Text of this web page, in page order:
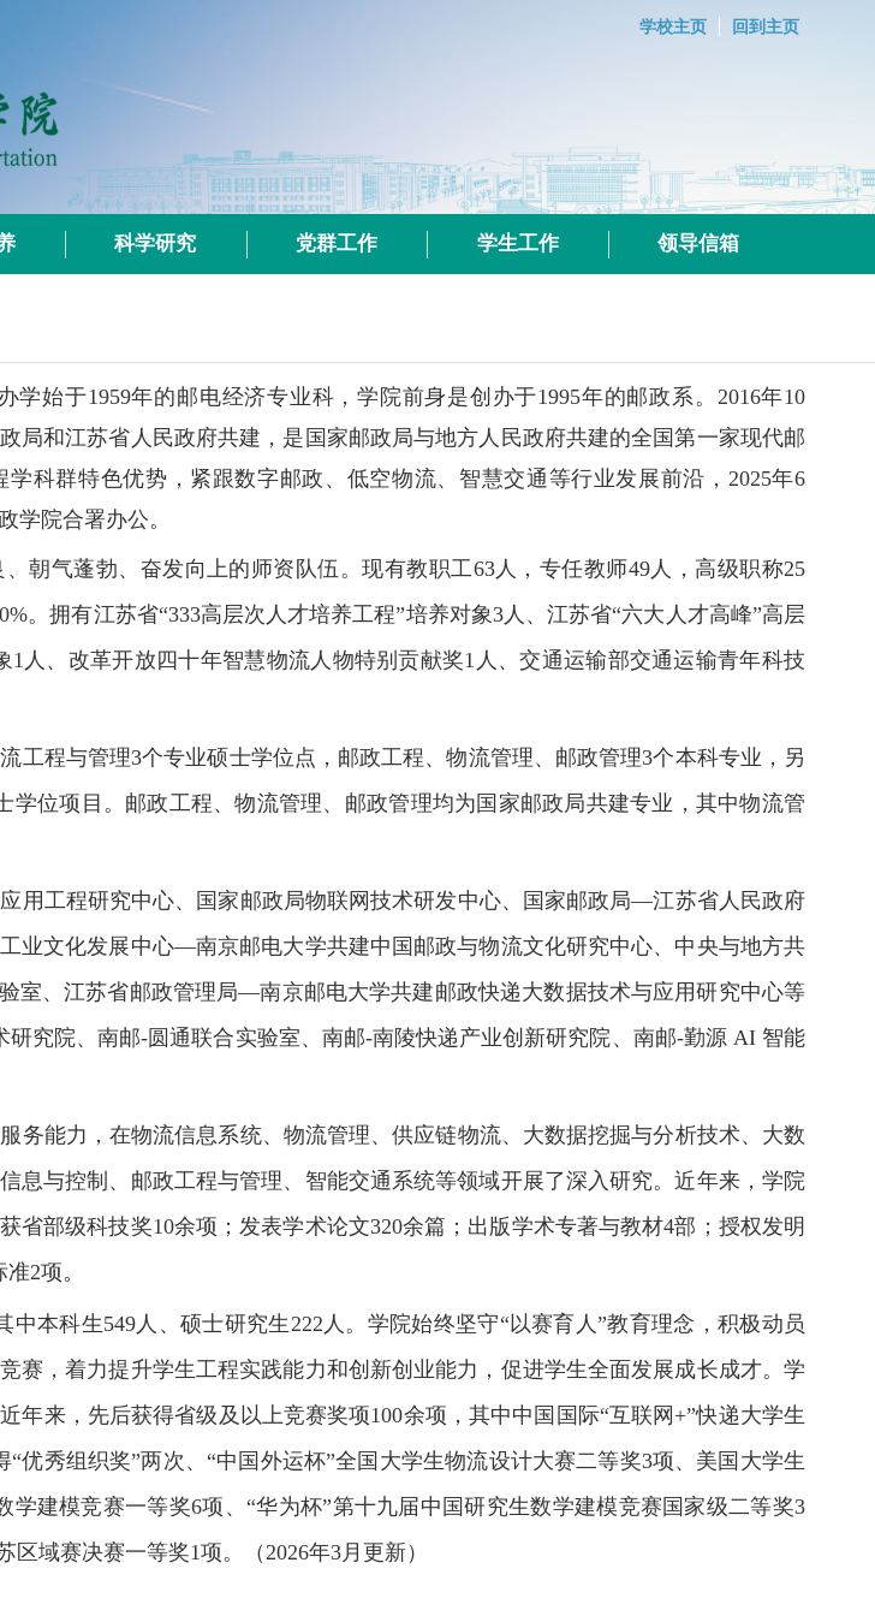
学校主页 回到主页
科学研究 党群工作 学生工作 领导信箱
学始于1959年的邮电经济专业科，学院前身是创办于1995年的邮政系。 2016年10
局和江苏省人民政府共建，是国家邮政局与地方人民政府共建的全国第一家现代邮
科群特色优势，紧跟数字邮政、低空物流、智慧交通等行业发展前沿， 2025年6
学院合署办公。
朝气蓬勃、奋发向上的师资队伍。现有教职工63人，专任教师49人，高级职称25
。拥有江苏省“333高层次人才培养工程”培养对象3人、江苏省“六大人才高峰”高层
1人、改革开放四十年智慧物流人物特别贡献奖1人、交通运输部交通运输青年科技
工程与管理3个专业硕士学位点，邮政工程、物流管理、邮政管理3个本科专业，另
学位项目。邮政工程、物流管理、邮政管理均为国家邮政局共建专业，其中物流管
用工程研究中心、国家邮政局物联网技术研发中心、国家邮政局—江苏省人民政府
业文化发展中心—南京邮电大学共建中国邮政与物流文化研究中心、中央与地方共
室、江苏省邮政管理局—南京邮电大学共建邮政快递大数据技术与应用研究中心等
研究院、南邮-圆通联合实验室、南邮-南陵快递产业创新研究院、南邮-勤源 AI 智能
务能力，在物流信息系统、物流管理、供应链物流、大数据挖掘与分析技术、大数
息与控制、邮政工程与管理、智能交通系统等领域开展了深入研究。近年来，学院
省部级科技奖10余项；发表学术论文320余篇；出版学术专著与教材4部；授权发明
2项。
中本科生549人、硕士研究生222人。学院始终坚守“以赛育人”教育理念，积极动员
赛，着力提升学生工程实践能力和创新创业能力，促进学生全面发展成长成才。学
年来，先后获得省级及以上竞赛奖项100余项，其中中国国际“互联网+”快递大学生
优秀组织奖”两次、“中国外运杯”全国大学生物流设计大赛二等奖3项、美国大学生
学建模竞赛一等奖6项、“华为杯”第十九届中国研究生数学建模竞赛国家级二等奖3
区域赛决赛一等奖1项。
（2026年3月更新）